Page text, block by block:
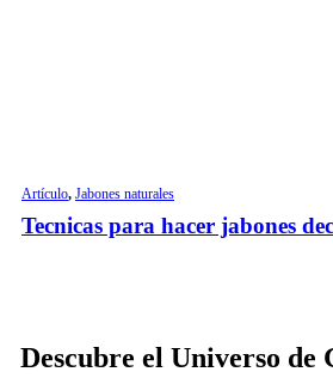
Artículo, Jabones naturales
Tecnicas para hacer jabones
Descubre el Universo de